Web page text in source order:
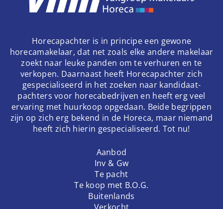
Horecapachter is in principe een gewone
horecamakelaar, dat net zoals elke andere makelaar
zoekt naar leuke panden om te verhuren en te
verkopen. Daarnaast heeft Horecapachter zich
gespecialiseerd in het zoeken naar kandidaat-
pachters voor horecabedrijven en heeft erg veel
ervaring met huurkoop opgedaan. Beide begrippen
zijn op zich erg bekend in de Horeca, maar niemand
heeft zich hierin gespecialiseerd. Tot nu!
Aanbod
Inv & Gw
Te pacht
Te koop met B.O.G.
Buitenlands